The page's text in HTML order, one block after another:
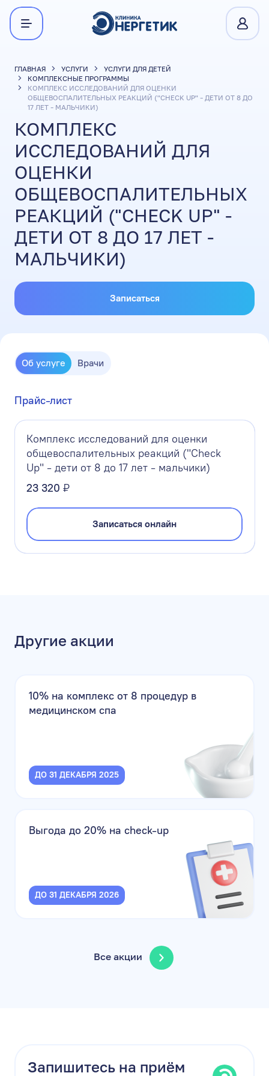
ГЛАВНАЯ УСЛУГИ
УСЛУГИ ДЛЯ ДЕТЕЙ
КОМПЛЕКСНЫЕ ПРОГРАММЫ
КОМПЛЕКС ИССЛЕДОВАНИЙ ДЛЯ ОЦЕНКИ
ОБЩЕВОСПАЛИТЕЛЬНЫХ РЕАКЦИЙ ("CHECK UP" - ДЕТИ ОТ 8 ДО
17 ЛЕТ - МАЛЬЧИКИ)
КОМПЛЕКС
ИССЛЕДОВАНИЙ ДЛЯ
ОЦЕНКИ
ОБЩЕВОСПАЛИТЕЛЬНЫХ
РЕАКЦИЙ ("CHECK UP" -
ДЕТИ ОТ 8 ДО 17 ЛЕТ -
МАЛЬЧИКИ)
Записаться
Об услуге Врачи
Прайс-лист
Комплекс исследований для оценки
общевоспалительных реакций ("Check
Up" - дети от 8 до 17 лет - мальчики)
23 320 ₽
Записаться онлайн
Другие акции
10% на комплекс от 8 процедур в
медицинском спа
ДО 31 ДЕКАБРЯ 2025
Выгода до 20% на check-up
ДО 31 ДЕКАБРЯ 2026
Все акции
Запишитесь на приём